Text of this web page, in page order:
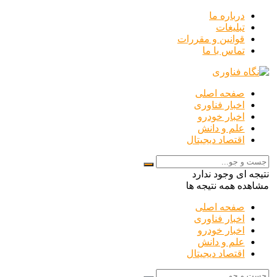
درباره ما
تبلیغات
قوانین و مقررات
تماس با ما
صفحه اصلی
اخبار فناوری
اخبار خودرو
علم و دانش
اقتصاد دیجیتال
نتیجه ای وجود ندارد
مشاهده همه نتیجه ها
صفحه اصلی
اخبار فناوری
اخبار خودرو
علم و دانش
اقتصاد دیجیتال